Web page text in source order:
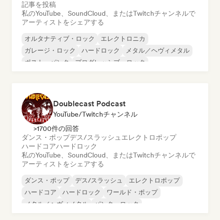
記事を投稿
私のYouTube、SoundCloud、またはTwitchチャンネルで
アーティストをシェアする
オルタナティブ・ロック
エレクトロニカ
ガレージ・ロック
ハードロック
メタル／ヘヴィメタル
ポスト・パンク
プログレッシブ・ロック
Doublecast Podcast
YouTube/Twitchチャンネル
>1700件の回答
ダンス・ポップデス/スラッシュ エレクトロポップ
ハードコアハードロック
私のYouTube、SoundCloud、またはTwitchチャンネルで
アーティストをシェアする
ダンス・ポップ デス/スラッシュ
エレクトロポップ
ハードコア
ハードロック
ワールド・ポップ
メタル／ヘヴィメタル
パンク・ロック